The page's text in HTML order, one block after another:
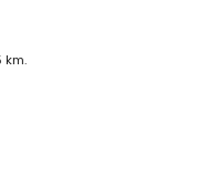
Costa Blanca
(Virgen de Loreto, Puerto,
Denkmal (Pueblo de Jávea,
(innerhalb von 5
von 10 Kilometern von der
km.